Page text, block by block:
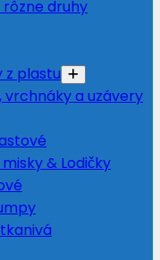
druhy
plastu
vrchnáky a uzávery
& Lodičky